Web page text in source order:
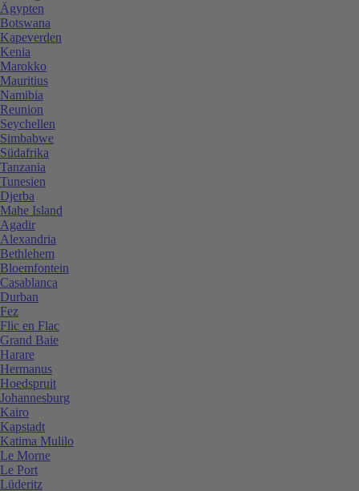
Ägypten
Botswana
Kapeverden
Kenia
Marokko
Mauritius
Namibia
Reunion
Seychellen
Simbabwe
Südafrika
Tanzania
Tunesien
Djerba
Mahe Island
Agadir
Alexandria
Bethlehem
Bloemfontein
Casablanca
Durban
Fez
Flic en Flac
Grand Baie
Harare
Hermanus
Hoedspruit
Johannesburg
Kairo
Kapstadt
Katima Mulilo
Le Morne
Le Port
Lüderitz